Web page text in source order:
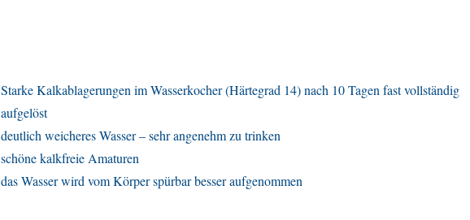
Starke Kalkablagerungen im Wasserkocher (Härtegrad 14) nach 10 Tagen fast vollständig
aufgelöst
deutlich weicheres Wasser – sehr angenehm zu trinken
schöne kalkfreie Amaturen
das Wasser wird vom Körper spürbar besser aufgenommen